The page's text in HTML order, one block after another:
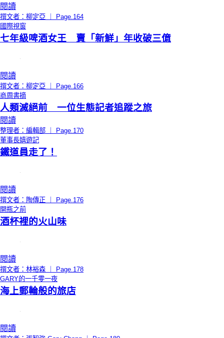
閱讀
撰文者：柳定亞 ｜ Page.164
國際視窗
七年級啤酒女王 賣「新鮮」年收破三億
閱讀
撰文者：柳定亞 ｜ Page.166
商周書摘
人類滅絕前 一位生態記者追蹤之旅
閱讀
整理者：編輯部 ｜ Page.170
董事長嬉遊記
鐵道員走了！
閱讀
撰文者：陶傳正 ｜ Page.176
開瓶之前
酒杯裡的火山味
閱讀
撰文者：林裕森 ｜ Page.178
GARY的一千零一夜
海上郵輪般的旅店
閱讀